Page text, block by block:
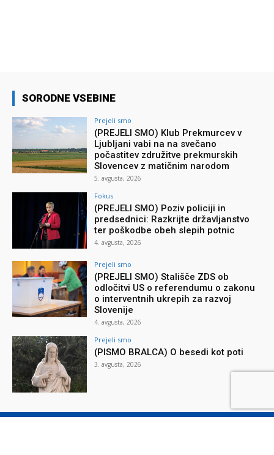
SORODNE VSEBINE
Prejeli smo
(PREJELI SMO) Klub Prekmurcev v
Ljubljani vabi na na svečano
počastitev združitve prekmurskih
Slovencev z matičnim narodom
5. avgusta, 2026
Fokus
(PREJELI SMO) Poziv policiji in
predsednici: Razkrijte državljanstvo
ter poškodbe obeh slepih potnic
4. avgusta, 2026
Prejeli smo
(PREJELI SMO) Stališče ZDS ob
odločitvi US o referendumu o zakonu
o interventnih ukrepih za razvoj
Slovenije
4. avgusta, 2026
Prejeli smo
(PISMO BRALCA) O besedi kot poti
3. avgusta, 2026